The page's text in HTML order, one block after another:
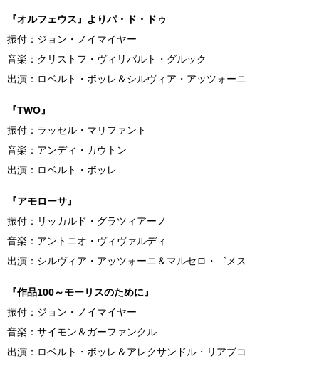
『オルフェウス』よりパ・ド・ドゥ
振付：ジョン・ノイマイヤー
音楽：クリストフ・ヴィリバルト・グルック
出演：ロベルト・ボッレ＆シルヴィア・アッツォーニ
『TWO』
振付：ラッセル・マリファント
音楽：アンディ・カウトン
出演：ロベルト・ボッレ
『アモローサ』
振付：リッカルド・グラツィアーノ
音楽：アントニオ・ヴィヴァルディ
出演：シルヴィア・アッツォーニ＆マルセロ・ゴメス
『作品100～モーリスのために』
振付：ジョン・ノイマイヤー
音楽：サイモン＆ガーファンクル
出演：ロベルト・ボッレ＆アレクサンドル・リアブコ